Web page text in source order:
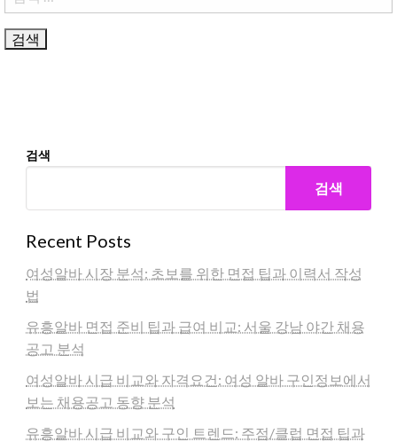
색:
검색
검색
Recent Posts
여성알바 시장 분석: 초보를 위한 면접 팁과 이력서 작성
법
유흥알바 면접 준비 팁과 급여 비교: 서울 강남 야간 채용
공고 분석
여성알바 시급 비교와 자격요건: 여성 알바 구인정보에서
보는 채용공고 동향 분석
유흥알바 시급 비교와 구인 트렌드: 주점/클럽 면접 팁과